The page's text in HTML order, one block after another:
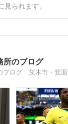
られます。
所のブログ